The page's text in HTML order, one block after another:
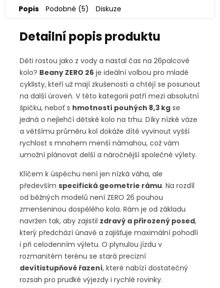
Popis Podobné (5) Diskuze
Detailní popis produktu
Děti rostou jako z vody a nastal čas na 26palcové
kolo? Beany ZERO 26 je ideální volbou pro mladé
cyklisty, kteří už mají zkušenosti a chtějí se posunout
na další úroveň. V této kategorii patří mezi absolutní
špičku, neboť s hmotností pouhých 8,3 kg se
jedná o nejlehčí dětské kolo na trhu. Díky nízké váze
a většímu průměru kol dokáže dítě vyvinout vyšší
rychlost s mnohem menší námahou, což vám
umožní plánovat delší a náročnější společné výlety.
Klíčem k úspěchu není jen nízká váha, ale
především specifická geometrie rámu. Na rozdíl
od běžných modelů není ZERO 26 pouhou
zmenšeninou dospělého kola. Rám je od základu
navržen tak, aby zajistil zdravý a přirozený posed,
který předchází únavě a zajišťuje maximální pohodlí
i při celodenním výletu. O plynulou jízdu v
rozmanitém terénu se stará precizní
devítistupňové řazení, které nabízí dostatečný
rozsah pro prudké výjezdy i rychlé rovinky.